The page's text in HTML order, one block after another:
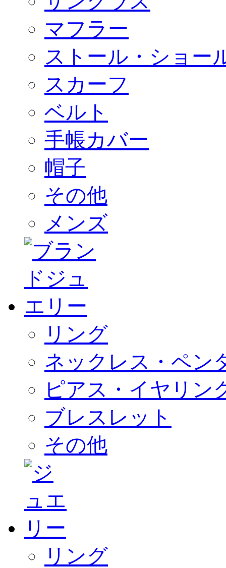
マフラー
ストール・ショー
スカーフ
ベルト
手帳カバー
帽子
その他
メンズ
リング
ネックレス・ペン
ピアス・イヤリン
ブレスレット
その他
リング